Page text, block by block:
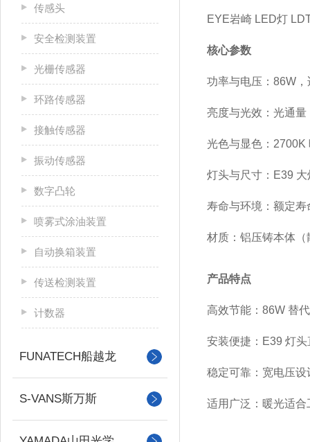
传感头
安全检测装置
光栅传感器
环路传感器
接触传感器
振动传感器
数字凸轮
喷雾式涂油装置
自动换箱装置
传送检测装置
计数器
FUNATECH船越龙
S-VANS斯万斯
EYE岩崎 LED灯
核心参数
功率与电压 ：86W
亮度与光效 ：光通
光色与显色 ：
灯头与尺寸 ：E39
寿命与环境 ：额定
材质 ：铝压铸本体
产品特点
高效节能 ：86W 替
安装便捷 ：E39 灯
稳定可靠 ：宽电压
适用广泛 ：暖光适